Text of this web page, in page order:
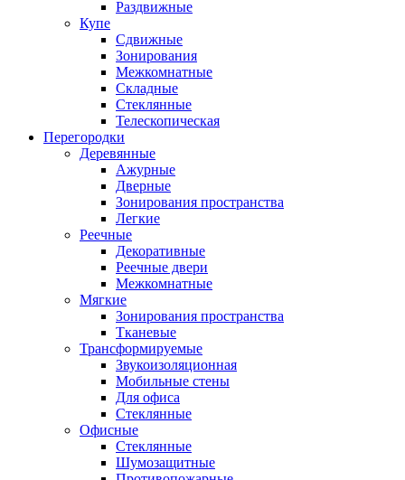
Раздвижные
Купе
Сдвижные
Зонирования
Межкомнатные
Складные
Стеклянные
Телескопическая
Перегородки
Деревянные
Ажурные
Дверные
Зонирования пространства
Легкие
Реечные
Декоративные
Реечные двери
Межкомнатные
Мягкие
Зонирования пространства
Тканевые
Трансформируемые
Звукоизоляционная
Мобильные стены
Для офиса
Стеклянные
Офисные
Стеклянные
Шумозащитные